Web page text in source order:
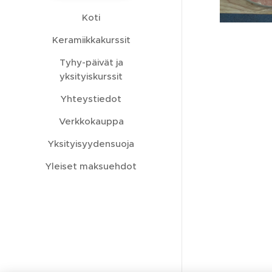
Koti
Keramiikkakurssit
Tyhy-päivät ja
yksityiskurssit
Yhteystiedot
Verkkokauppa
Yksityisyydensuoja
Yleiset maksuehdot